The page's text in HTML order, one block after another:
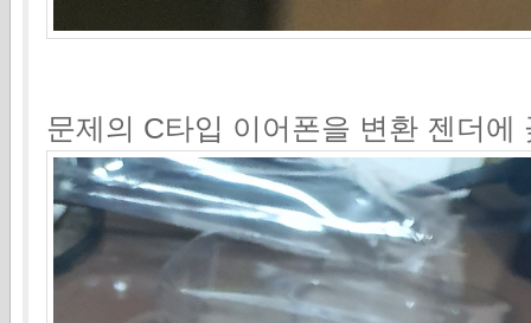
문제의 C타입 이어폰을 변환 젠더에